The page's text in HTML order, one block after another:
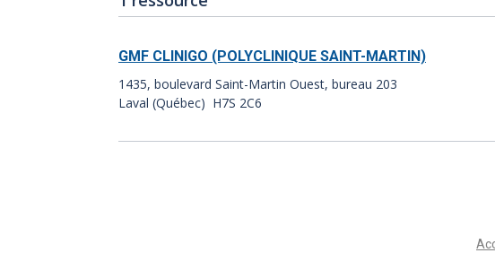
de
résultats:
des
résultats:
GMF CLINIGO (POLYCLINIQUE SAINT-MARTIN)
1435, boulevard Saint-Martin Ouest, bureau 203
Laval (Québec) H7S 2C6